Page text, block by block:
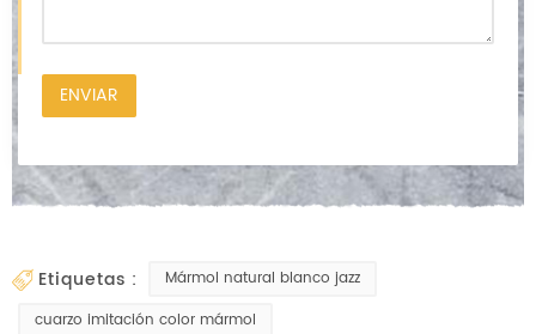
etiquetas :
Mármol natural blanco jazz
cuarzo imitación color mármol